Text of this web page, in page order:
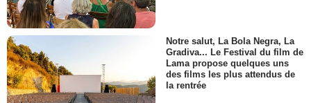
Notre salut, La Bola Negra, La
Gradiva... Le Festival du film de
Lama propose quelques uns
des films les plus attendus de
la rentrée